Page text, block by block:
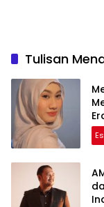
Tulisan